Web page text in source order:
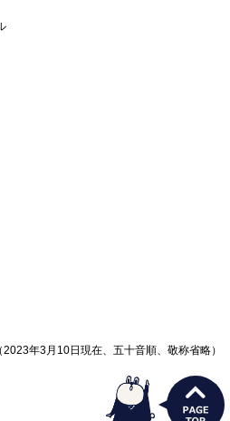
（2023年3月10日現在、五十音順、敬称省略）
うさぎ支店長